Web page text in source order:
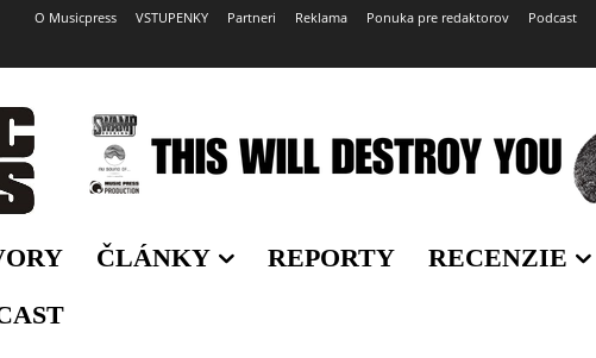
O Musicpress VSTUPENKY Partneri Reklama Ponuka pre redaktorov Podcast
ČLÁNKY REPORTY RECENZIE